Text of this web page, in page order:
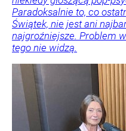
Paradoksalnie to, co
Świątek, nie jest ani
najgroźniejsze. Problem
tego nie widzą.